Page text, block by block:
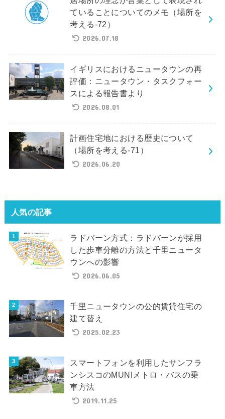
ていることについてのメモ（場所を
考える-72）
2026.07.18
イギリスにおけるニュータウンの再
評価：ニュータウン・タスクフォー
スによる報告書より
2026.08.01
計画住宅地における歴史について
（場所を考える-71）
2026.06.20
人気の記事
ラドバーン方式：ラドバーンが採用
した歩車分離の方法と千里ニュータ
ウンへの影響
2026.06.05
千里ニュータウンの公的賃貸住宅の
建て替え
2025.02.23
スマートフォンを利用したサンフラ
ンシスコのMUNIメトロ・バスの乗
車方法
2019.11.25